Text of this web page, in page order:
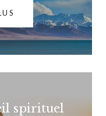
spirituel